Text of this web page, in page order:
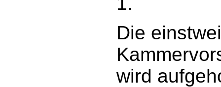
Die
wird